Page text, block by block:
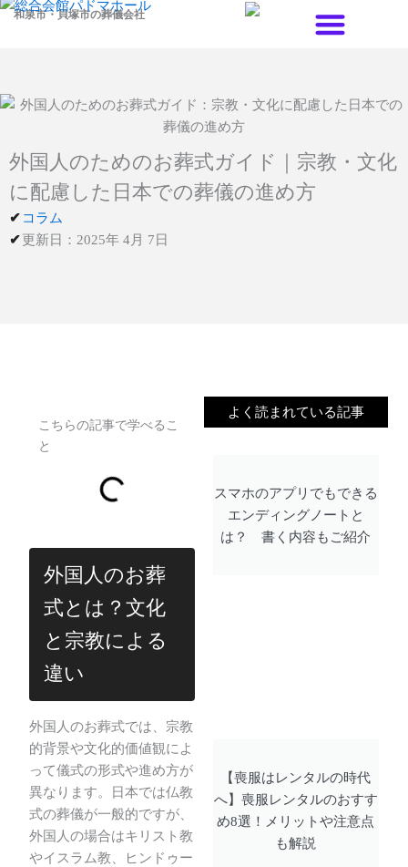
内
キ
和泉市・貝塚市の葬儀会社
外国人のためのお葬式ガイド｜宗教・文化
に配慮した日本での葬儀の進め方
コラム
更新日：2025年 4月 7日
こちらの記事で学べるこ
と
外国人のお葬
式とは？文化
と宗教による
違い
外国人のお葬式では、宗教
的背景や文化的価値観によ
って儀式の形式や進め方が
異なります。日本では仏教
式の葬儀が一般的ですが、
外国人の場合はキリスト教
やイスラム教、ヒンドゥー
よく読まれている記事
スマホのアプリでもできる
エンディングノートと
は？ 書く内容もご紹介
【喪服はレンタルの時代
へ】喪服レンタルのおすす
め8選！メリットや注意点
も解説